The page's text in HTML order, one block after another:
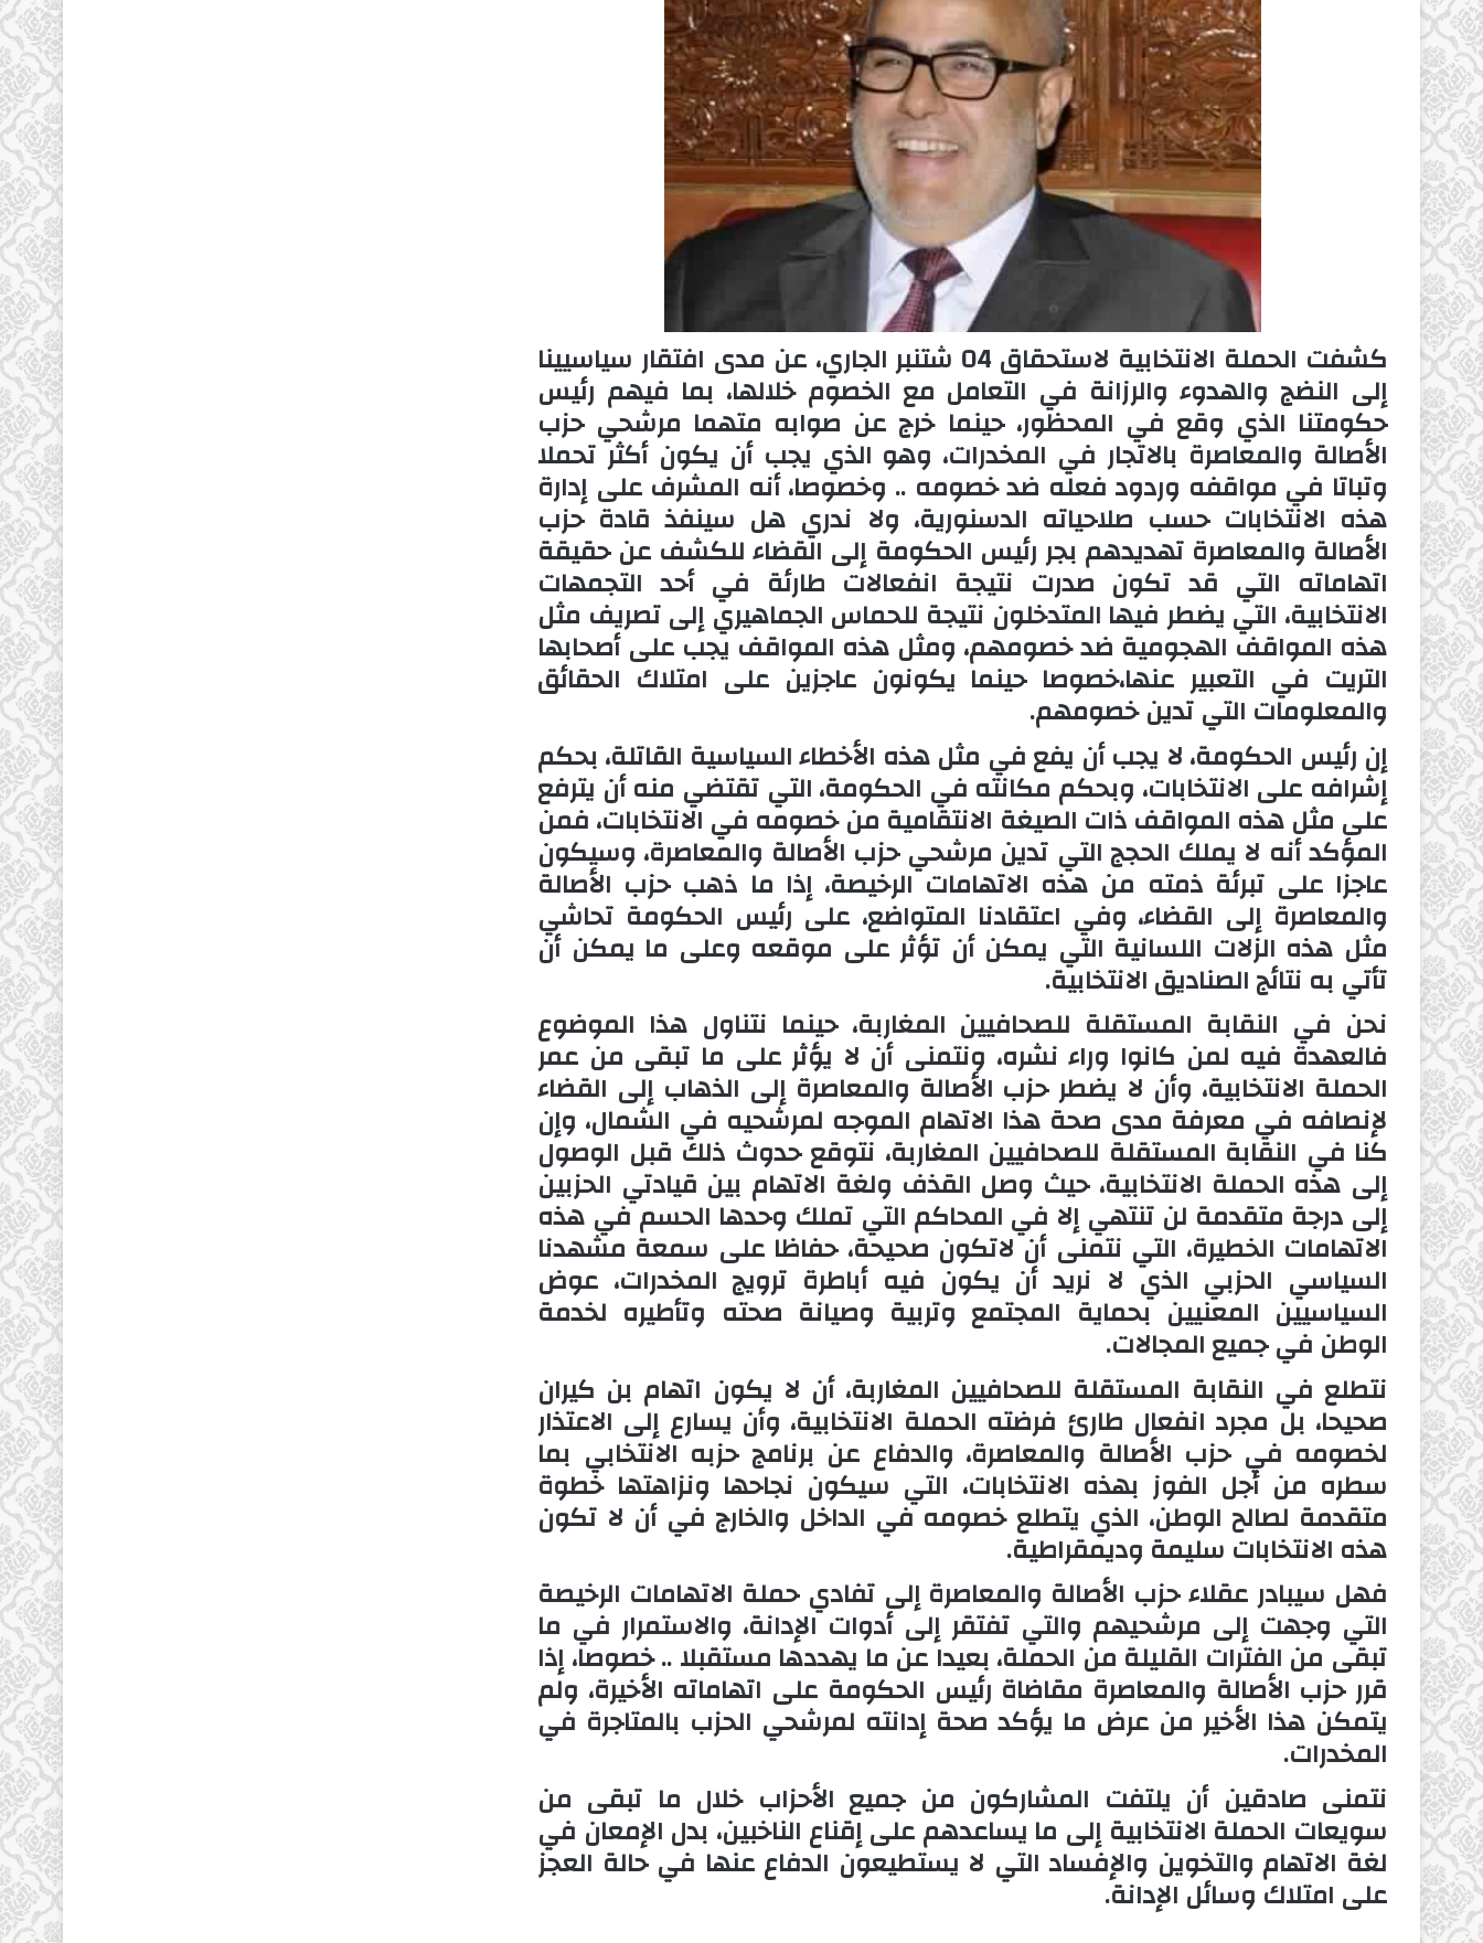
كشفت الحملة الانتخابية لاستحقاق 04 شتنبر الجاري، عن مدى افتقار سياسيينا
إلى النضج والهدوء والرزانة في التعامل مع الخصوم خلالها، بما فيهم رئيس
حكومتنا الذي وقع في المحظور، حينما خرج عن صوابه متهما مرشحي حزب
الأصالة والمعاصرة بالاتجار في المخدرات، وهو الذي يجب أن يكون أكثر تحملا
وتباتا في مواقفه وردود فعله ضد خصومه .. وخصوصا، أنه المشرف على إدارة
هذه الانتخابات حسب صلاحياته الدسنورية، ولا ندري هل سينفذ قادة حزب
الأصالة والمعاصرة تهديدهم بجر رئيس الحكومة إلى القضاء للكشف عن حقيقة
اتهاماته التي قد تكون صدرت نتيجة انفعالات طارئة في أحد التجمهات
الانتخابية، التي يضطر فيها المتدخلون نتيجة للحماس الجماهيري إلى تصريف مثل
هذه المواقف الهجومية ضد خصومهم، ومثل هذه المواقف يجب على أصحابها
التريت في التعبير عنها،خصوصا حينما يكونون عاجزين على امتلاك الحقائق
والمعلومات التي تدين خصومهم.
إن رئيس الحكومة، لا يجب أن يفع في مثل هذه الأخطاء السياسية القاتلة، بحكم
إشرافه على الانتخابات، وبحكم مكانته في الحكومة، التي تقتضي منه أن يترفع
على مثل هذه المواقف ذات الصيغة الانتقامية من خصومه في الانتخابات، فمن
المؤكد أنه لا يملك الحجج التي تدين مرشحي حزب الأصالة والمعاصرة، وسيكون
عاجزا على تبرئة ذمته من هذه الاتهامات الرخيصة، إذا ما ذهب حزب الأصالة
والمعاصرة إلى القضاء، وفي اعتقادنا المتواضع، على رئيس الحكومة تحاشي
مثل هذه الزلات اللسانية التي يمكن أن تؤثر على موقعه وعلى ما يمكن أن
تأتي به نتائج الصناديق الانتخابية.
نحن في النقابة المستقلة للصحافيين المغاربة، حينما نتناول هذا الموضوع
فالعهدة فيه لمن كانوا وراء نشره، ونتمنى أن لا يؤثر على ما تبقى من عمر
الحملة الانتخابية، وأن لا يضطر حزب الأصالة والمعاصرة إلى الذهاب إلى القضاء
لإنصافه في معرفة مدى صحة هذا الاتهام الموجه لمرشحيه في الشمال، وإن
كنا في النقابة المستقلة للصحافيين المغاربة، نتوقع حدوث ذلك قبل الوصول
إلى هذه الحملة الانتخابية، حيث وصل القذف ولغة الاتهام بين قيادتي الحزبين
إلى درجة متقدمة لن تنتهي إلا في المحاكم التي تملك وحدها الحسم في هذه
الاتهامات الخطيرة، التي نتمنى أن لاتكون صحيحة، حفاظا على سمعة مشهدنا
السياسي الحزبي الذي لا نريد أن يكون فيه أباطرة ترويج المخدرات، عوض
السياسيين المعنيين بحماية المجتمع وتربية وصيانة صحته وتأطيره لخدمة
الوطن في جميع المجالات.
نتطلع في النقابة المستقلة للصحافيين المغاربة، أن لا يكون اتهام بن كيران
صحيحا، بل مجرد انفعال طارئ فرضته الحملة الانتخابية، وأن يسارع إلى الاعتذار
لخصومه في حزب الأصالة والمعاصرة، والدفاع عن برنامج حزبه الانتخابي بما
سطره من أجل الفوز بهذه الانتخابات، التي سيكون نجاحها ونزاهتها خطوة
متقدمة لصالح الوطن، الذي يتطلع خصومه في الداخل والخارج في أن لا تكون
هذه الانتخابات سليمة وديمقراطية.
فهل سيبادر عقلاء حزب الأصالة والمعاصرة إلى تفادي حملة الاتهامات الرخيصة
التي وجهت إلى مرشحيهم والتي تفتقر إلى أدوات الإدانة، والاستمرار في ما
تبقى من الفترات القليلة من الحملة، بعيدا عن ما يهددها مستقبلا .. خصوصا، إذا
قرر حزب الأصالة والمعاصرة مقاضاة رئيس الحكومة على اتهاماته الأخيرة، ولم
يتمكن هذا الأخير من عرض ما يؤكد صحة إدانته لمرشحي الحزب بالمتاجرة في
المخدرات.
نتمنى صادقين أن يلتفت المشاركون من جميع الأحزاب خلال ما تبقى من
سويعات الحملة الانتخابية إلى ما يساعدهم على إقناع الناخبين، بدل الإمعان في
لغة الاتهام والتخوين والإفساد التي لا يستطيعون الدفاع عنها في حالة العجز
على امتلاك وسائل الإدانة.